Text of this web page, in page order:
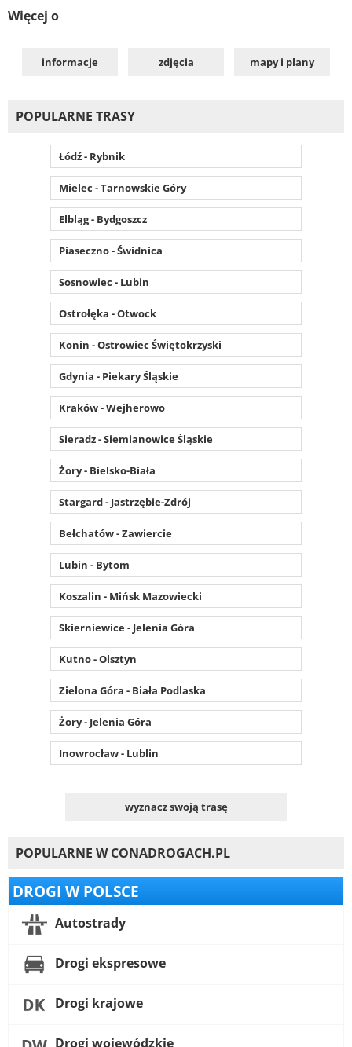
Więcej o
informacje zdjęcia mapy i plany
POPULARNE TRASY
Łódź - Rybnik
Mielec - Tarnowskie Góry
Elbląg - Bydgoszcz
Piaseczno - Świdnica
Sosnowiec - Lubin
Ostrołęka - Otwock
Konin - Ostrowiec Świętokrzyski
Gdynia - Piekary Śląskie
Kraków - Wejherowo
Sieradz - Siemianowice Śląskie
Żory - Bielsko-Biała
Stargard - Jastrzębie-Zdrój
Bełchatów - Zawiercie
Lubin - Bytom
Koszalin - Mińsk Mazowiecki
Skierniewice - Jelenia Góra
Kutno - Olsztyn
Zielona Góra - Biała Podlaska
Żory - Jelenia Góra
Inowrocław - Lublin
wyznacz swoją trasę
POPULARNE W CONADROGACH.PL
DROGI W POLSCE
Autostrady
Drogi ekspresowe
Drogi krajowe
Drogi wojewódzkie